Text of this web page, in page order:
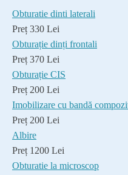
Obturatie dinti laterali
Preț 330 Lei
Obturație dinți frontali
Preț 370 Lei
Obturație CIS
Preț 200 Lei
Imobilizare cu bandă
Preț 200 Lei
Albire
Preț 1200 Lei
Obturatie la microscop